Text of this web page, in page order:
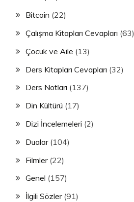
Bitcoin (22)
Çalışma Kitapları Cevapları (63)
Çocuk ve Aile (13)
Ders Kitapları Cevapları (32)
Ders Notları (137)
Din Kültürü (17)
Dizi İncelemeleri (2)
Dualar(104)
Filmler(22)
Genel (157)
İlgili Sözler(91)